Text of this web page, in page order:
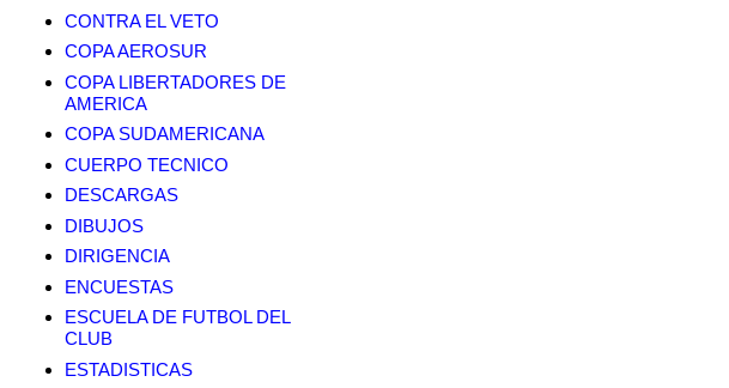
CONTRA EL VETO
COPA AEROSUR
COPA LIBERTADORES DE
AMERICA
COPA SUDAMERICANA
CUERPO TECNICO
DESCARGAS
DIBUJOS
DIRIGENCIA
ENCUESTAS
ESCUELA DE FUTBOL DEL
CLUB
ESTADISTICAS